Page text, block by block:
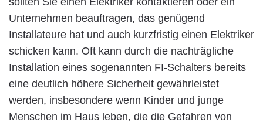
Unternehmen beauftragen, das genügend
Installateure hat und auch kurzfristig einen Elektriker
schicken kann. Oft kann durch die nachträgliche
Installation eines sogenannten FI-Schalters bereits
eine deutlich höhere Sicherheit gewährleistet
werden, insbesondere wenn Kinder und junge
Menschen im Haus leben, die die Gefahren von